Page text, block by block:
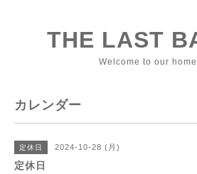
THE LAST
Welcome to our
カレンダー
定休日 2024-10-28 (月)
定休日